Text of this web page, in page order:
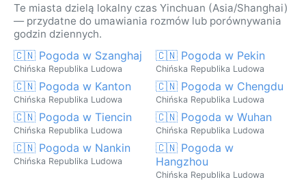
Te miasta dzielą lokalny czas Yinchuan (Asia/Shanghai)
— przydatne do umawiania rozmów lub porównywania
godzin dziennych.
🇨🇳 Pogoda w Szanghaj
Chińska Republika Ludowa
🇨🇳 Pogoda w Pekin
Chińska Republika Ludowa
🇨🇳 Pogoda w Kanton
Chińska Republika Ludowa
🇨🇳 Pogoda w Chengdu
Chińska Republika Ludowa
🇨🇳 Pogoda w Tiencin
Chińska Republika Ludowa
🇨🇳 Pogoda w Wuhan
Chińska Republika Ludowa
🇨🇳 Pogoda w Nankin
Chińska Republika Ludowa
🇨🇳 Pogoda w
Hangzhou
Chińska Republika Ludowa